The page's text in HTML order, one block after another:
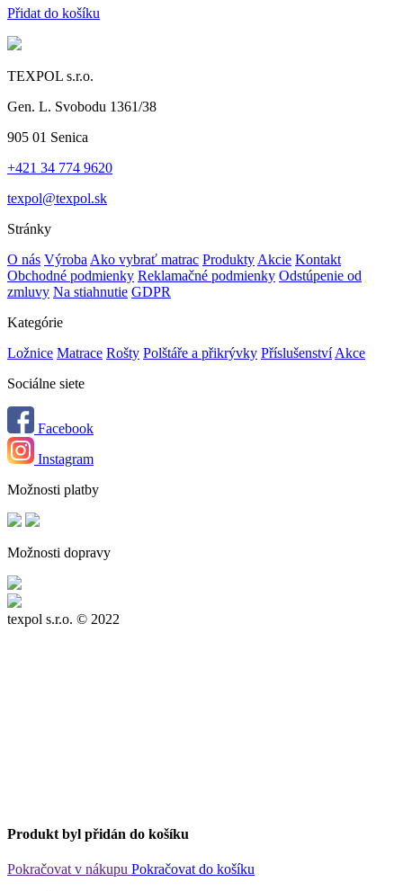
Přidat do košíku
TEXPOL s.r.o.
Gen. L. Svobodu 1361/38
905 01 Senica
+421 34 774 9620
texpol@texpol.sk
Stránky
O nás Výroba Ako vybrať matrac Produkty Akcie Kontakt
Obchodné podmienky Reklamačné podmienky Odstúpenie od
zmluvy Na stiahnutie GDPR
Kategórie
Ložnice Matrace Rošty Polštáře a přikrývky Příslušenství Akce
Sociálne siete
Facebook
Instagram
Možnosti platby
Možnosti dopravy
texpol s.r.o. © 2022
Produkt byl přidán do košíku
Pokračovat v nákupu Pokračovat do košíku